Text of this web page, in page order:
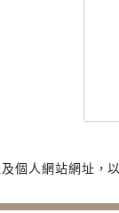
個人網站網址，